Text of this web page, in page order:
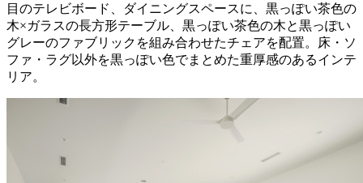
目のテレビボード、ダイニングスペースに、黒っぽい茶色の
木×ガラスの長方形テーブル、黒っぽい茶色の木と黒っぽい
グレーのファブリックを組み合わせたチェアを配置。床・ソ
ファ・ラグ以外を黒っぽい色でまとめた重厚感のあるインテ
リア。